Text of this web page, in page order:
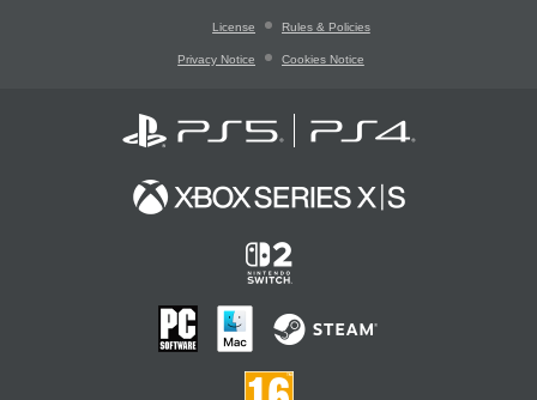
License Rules & Policies
Privacy Notice Cookies Notice